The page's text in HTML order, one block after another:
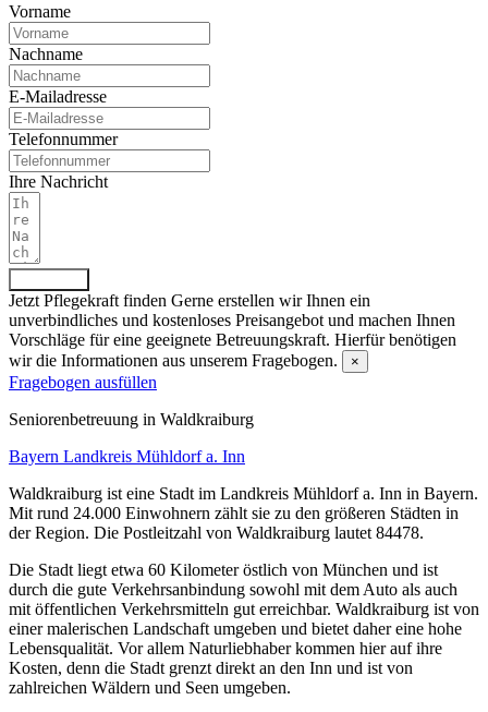
Vorname
Nachname
E-Mailadresse
Telefonnummer
Ihre Nachricht
Jetzt Pflegekraft finden Gerne erstellen wir Ihnen ein
unverbindliches und kostenloses Preisangebot und machen Ihnen
Vorschläge für eine geeignete Betreuungskraft. Hierfür benötigen
wir die Informationen aus unserem Fragebogen.
×
Fragebogen ausfüllen
Senioren­betreuung in Waldkraiburg
Bayern Landkreis Mühldorf a. Inn
Waldkraiburg ist eine Stadt im Landkreis Mühldorf a. Inn in Bayern.
Mit rund 24.000 Einwohnern zählt sie zu den größeren Städten in
der Region. Die Postleitzahl von Waldkraiburg lautet 84478.
Die Stadt liegt etwa 60 Kilometer östlich von München und ist
durch die gute Verkehrsanbindung sowohl mit dem Auto als auch
mit öffentlichen Verkehrsmitteln gut erreichbar. Waldkraiburg ist von
einer malerischen Landschaft umgeben und bietet daher eine hohe
Lebensqualität. Vor allem Naturliebhaber kommen hier auf ihre
Kosten, denn die Stadt grenzt direkt an den Inn und ist von
zahlreichen Wäldern und Seen umgeben.